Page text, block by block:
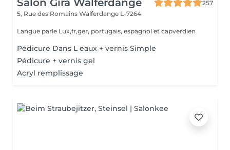
Salon Gira Walferdange
257
5, Rue des Romains Walferdange L-7264
Langue parle Lux,fr,ger, portugais, espagnol et capverdien
Pédicure Dans L eaux + vernis Simple
Pédicure + vernis gel
Acryl remplissage